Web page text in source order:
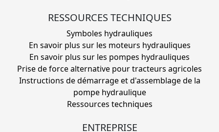
RESSOURCES TECHNIQUES
Symboles hydrauliques
En savoir plus sur les moteurs hydrauliques
En savoir plus sur les pompes hydrauliques
Prise de force alternative pour tracteurs agricoles
Instructions de démarrage et d'assemblage de la
pompe hydraulique
Ressources techniques
ENTREPRISE